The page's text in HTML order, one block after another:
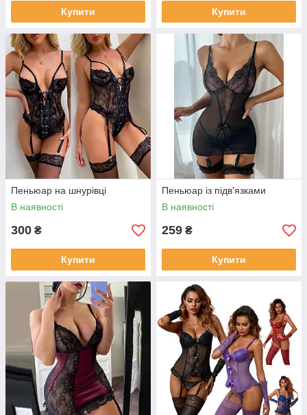
Купити Купити
Пеньюар на шнурівці
В наявності
300 ₴
Купити
Пеньюар із підв'язками
В наявності
259 ₴
Купити